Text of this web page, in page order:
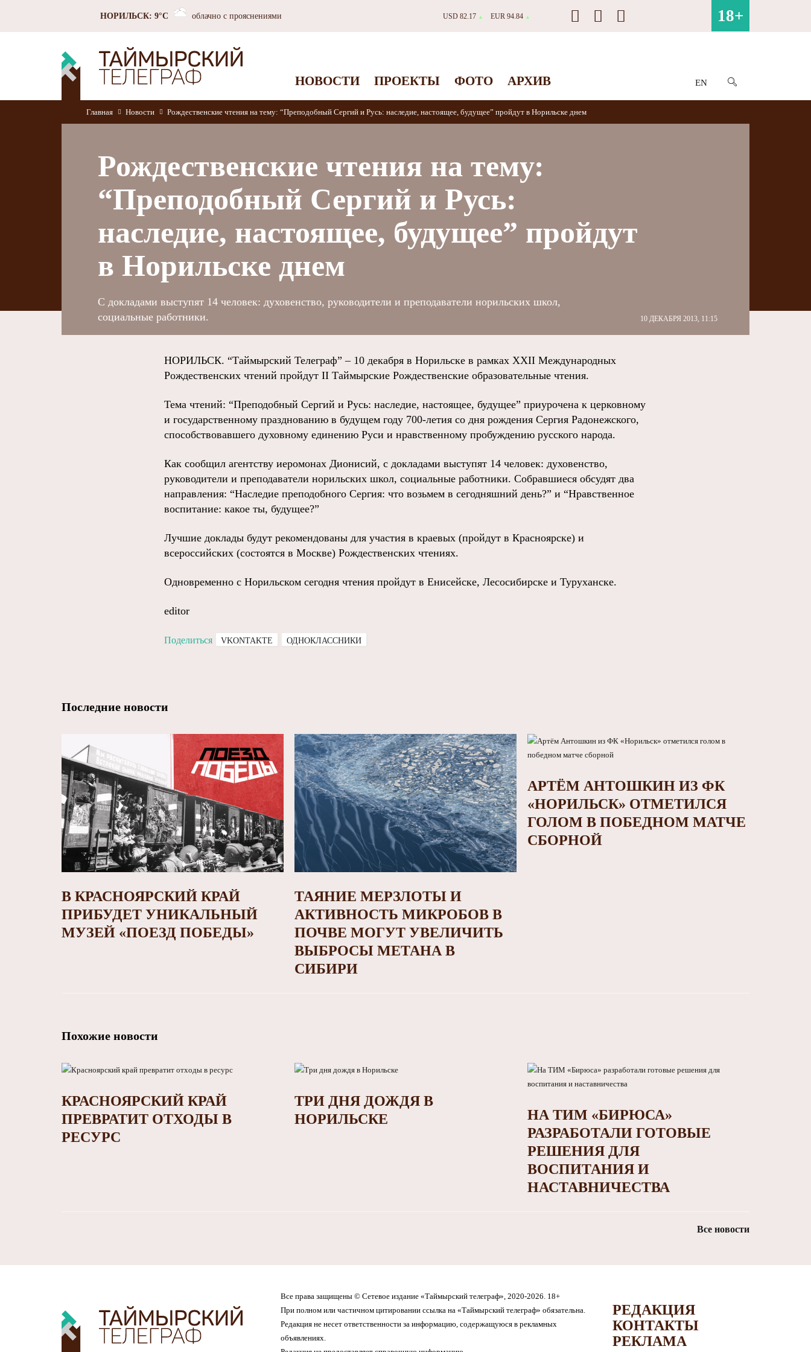
НОРИЛЬСК: 9°C облачно с прояснениями USD 82.17 ▲ EUR 94.84 ▲ 18+
НОВОСТИ ПРОЕКТЫ ФОТО АРХИВ EN
Главная Новости Рождественские чтения на тему: “Преподобный Сергий и Русь: наследие, настоящее, будущее” пройдут в Норильске днем
Рождественские чтения на тему:
“Преподобный Сергий и Русь:
наследие, настоящее, будущее” пройдут
в Норильске днем
10 ДЕКАБРЯ 2013, 11:15
С докладами выступят 14 человек: духовенство, руководители и преподаватели норильских школ,
социальные работники.
НОРИЛЬСК. “Таймырский Телеграф” – 10 декабря в Норильске в рамках XXII Международных
Рождественских чтений пройдут II Таймырские Рождественские образовательные чтения.
Тема чтений: “Преподобный Сергий и Русь: наследие, настоящее, будущее” приурочена к церковному
и государственному празднованию в будущем году 700-летия со дня рождения Сергия Радонежского,
способствовавшего духовному единению Руси и нравственному пробуждению русского народа.
Как сообщил агентству иеромонах Дионисий, с докладами выступят 14 человек: духовенство,
руководители и преподаватели норильских школ, социальные работники. Собравшиеся обсудят два
направления: “Наследие преподобного Сергия: что возьмем в сегодняшний день?” и “Нравственное
воспитание: какое ты, будущее?”
Лучшие доклады будут рекомендованы для участия в краевых (пройдут в Красноярске) и
всероссийских (состоятся в Москве) Рождественских чтениях.
Одновременно с Норильском сегодня чтения пройдут в Енисейске, Лесосибирске и Туруханске.
editor
Поделиться VKONTAKTE ОДНОКЛАССНИКИ
Последние новости
В КРАСНОЯРСКИЙ КРАЙ
ПРИБУДЕТ УНИКАЛЬНЫЙ
МУЗЕЙ «ПОЕЗД ПОБЕДЫ»
ТАЯНИЕ МЕРЗЛОТЫ И
АКТИВНОСТЬ МИКРОБОВ В
ПОЧВЕ МОГУТ УВЕЛИЧИТЬ
ВЫБРОСЫ МЕТАНА В
СИБИРИ
АРТЁМ АНТОШКИН ИЗ ФК
«НОРИЛЬСК» ОТМЕТИЛСЯ
ГОЛОМ В ПОБЕДНОМ МАТЧЕ
СБОРНОЙ
Похожие новости
КРАСНОЯРСКИЙ КРАЙ
ПРЕВРАТИТ ОТХОДЫ В
РЕСУРС
ТРИ ДНЯ ДОЖДЯ В
НОРИЛЬСКЕ
НА ТИМ «БИРЮСА»
РАЗРАБОТАЛИ ГОТОВЫЕ
РЕШЕНИЯ ДЛЯ
ВОСПИТАНИЯ И
НАСТАВНИЧЕСТВА
Все новости
Все права защищены © Сетевое издание «Таймырский телеграф», 2020-2026. 18+
При полном или частичном цитировании ссылка на «Таймырский телеграф» обязательна.
Редакция не несет ответственности за информацию, содержащуюся в рекламных
объявлениях.
РЕДАКЦИЯ
КОНТАКТЫ
РЕКЛАМА